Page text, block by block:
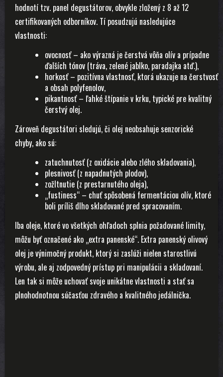
hodnotí tzv. panel degustátorov, obvykle zložený z 8 až 12
certifikovaných odborníkov. Tí posudzujú nasledujúce
vlastnosti:
ovocnosť – ako výrazná je čerstvá vôňa olív a prípadne
ďalších tónov (tráva, zelené jablko, paradajka atď.),
horkosť – pozitívna vlastnosť, ktorá ukazuje na čerstvosť
a obsah polyfenolov,
pikantnosť – ľahké štípanie v krku, typické pre kvalitný
čerstvý olej.
Zároveň degustátori sledujú, či olej neobsahuje senzorické
chyby, ako sú:
zatuchnutosť (z oxidácie alebo zlého skladovania),
plesnivosť (z napadnutých plodov),
zožltnutie (z prestarnutého oleja),
„fustiness“ – chuť spôsobená fermentáciou olív, ktoré
boli príliš dlho skladované pred spracovaním.
Iba oleje, ktoré vo všetkých ohľadoch splnia požadované limity,
môžu byť označené ako „extra panenské“. Extra panenský olivový
olej je výnimočný produkt, ktorý si zaslúži nielen starostlivú
výrobu, ale aj zodpovedný prístup pri manipulácii a skladovaní.
Len tak si môže uchovať svoje unikátne vlastnosti a stať sa
plnohodnotnou súčasťou zdravého a kvalitného jedálnička.